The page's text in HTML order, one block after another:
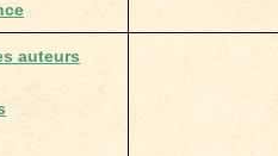
auteurs